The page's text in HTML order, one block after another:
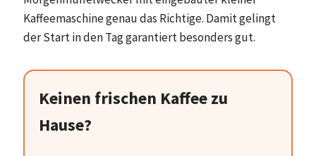
Kaffeemaschine genau das Richtige. Damit gelingt
der Start in den Tag garantiert besonders gut.
Keinen frischen Kaffee zu
Hause?